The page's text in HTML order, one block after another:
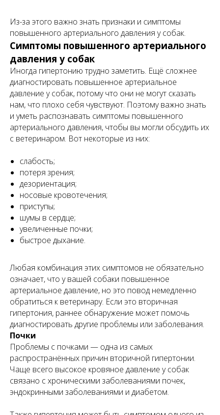
Из-за этого важно знать признаки и симптомы
повышенного артериального давления у собак.
Симптомы повышенного артериального
давления у собак
Иногда гипертонию трудно заметить. Ещё сложнее
диагностировать повышенное артериальное
давление у собак, потому что они не могут сказать
нам, что плохо себя чувствуют. Поэтому важно знать
и уметь распознавать симптомы повышенного
артериального давления, чтобы вы могли обсудить их
с ветеринаром. Вот некоторые из них:
слабость;
потеря зрения;
дезориентация;
носовые кровотечения;
приступы;
шумы в сердце;
увеличенные почки;
быстрое дыхание.
Любая комбинация этих симптомов не обязательно
означает, что у вашей собаки повышенное
артериальное давление, но это повод немедленно
обратиться к ветеринару. Если это вторичная
гипертония, раннее обнаружение может помочь
диагностировать другие проблемы или заболевания.
Почки
Проблемы с почками — одна из самых
распространённых причин вторичной гипертонии.
Чаще всего высокое кровяное давление у собак
связано с хроническими заболеваниями почек,
эндокринными заболеваниями и диабетом.